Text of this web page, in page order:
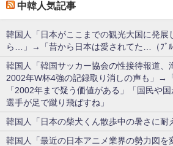
中韓人気記事
韓国人「日本がここまでの観光大国に発展
ら…」→「昔から日本は愛されてた…（ﾌﾞﾙ
韓国人「韓国サッカー協会の性接待報道、
2002年W杯4強の記録取り消しの声も」→
「2002年まで疑う価値がある」「国民や
選手が足で蹴り飛ばすね」
韓国人「日本の柴犬くん散歩中の暑さに耐
韓国人「最近の日本アニメ業界の勢力図を